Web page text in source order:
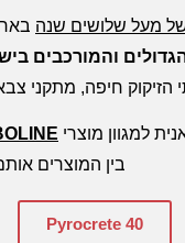
מעל שלושים שנה
והמורכבים
חיפה, מתקני
למגוון מוצרי
בין המוצרים
Pyrocrete 40